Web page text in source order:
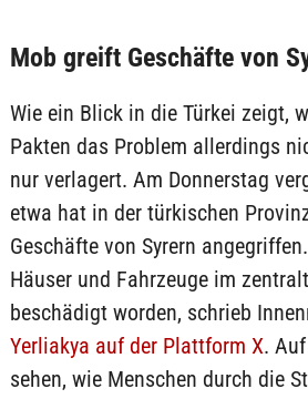
Mob greift Geschäfte von
Wie ein Blick in die Türkei zeigt,
Pakten das Problem allerdings
nur verlagert. Am Donnerstag
etwa hat in der türkischen
Geschäfte von Syrern
Häuser und Fahrzeuge im
beschädigt worden, schrieb
Yerliakya auf der Plattform X.
sehen, wie Menschen durch die